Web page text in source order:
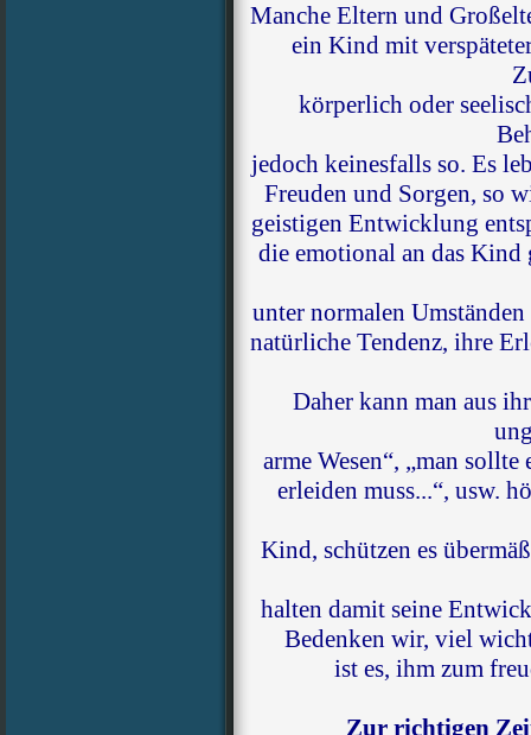
Manche Eltern und
ein Kind mit
körperlich oder
jedoch keinesfalls so. Es
Freuden und Sorgen, so
geistigen Entwicklung
die emotional an das Kind
unter normalen
natürliche Tendenz, ihre
Daher kann man aus
arme Wesen“, „man sollte
erleiden muss...“, usw.
Kind, schützen es
halten damit seine
Bedenken wir, viel
ist es, ihm zum
Zur richtigen